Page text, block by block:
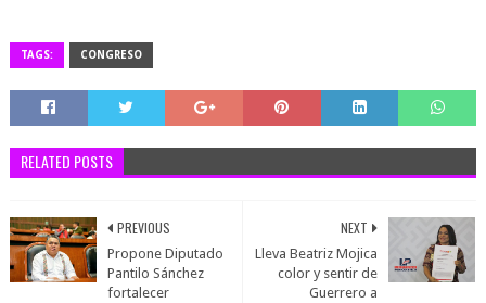
TAGS: CONGRESO
RELATED POSTS
NEXT
Lleva Beatriz Mojica
color y sentir de
Guerrero a
PREVIOUS
Propone Diputado
Pantilo Sánchez
fortalecer